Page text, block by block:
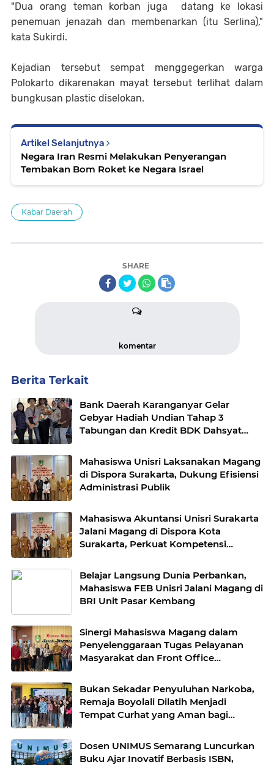
"Dua orang teman korban juga datang ke lokasi
penemuan jenazah dan membenarkan (itu Serlina),"
kata Sukirdi.
Kejadian tersebut sempat menggegerkan warga
Polokarto dikarenakan mayat tersebut terlihat dalam
bungkusan plastic diselokan.
Artikel Selanjutnya
Negara Iran Resmi Melakukan Penyerangan
Tembakan Bom Roket ke Negara Israel
Kabar Daerah
SHARE
komentar
Berita Terkait
Bank Daerah Karanganyar Gelar
Gebyar Hadiah Undian Tahap 3
Tabungan dan Kredit BDK Dahsyat
Mahasiswa Unisri Laksanakan Magang
di Dispora Surakarta, Dukung Efisiensi
Administrasi Publik
Mahasiswa Akuntansi Unisri Surakarta
Jalani Magang di Dispora Kota
Surakarta, Perkuat Kompetensi
Belajar Langsung Dunia Perbankan,
Mahasiswa FEB Unisri Jalani Magang di
BRI Unit Pasar Kembang
Sinergi Mahasiswa Magang dalam
Penyelenggaraan Tugas Pelayanan
Masyarakat dan Front Office
Bukan Sekadar Penyuluhan Narkoba,
Remaja Boyolali Dilatih Menjadi
Tempat Curhat yang Aman bagi
Dosen UNIMUS Semarang Luncurkan
Buku Ajar Inovatif Berbasis ISBN,